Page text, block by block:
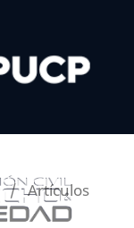
/ Artículos